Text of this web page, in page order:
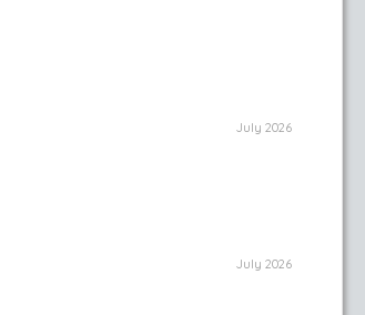
July 2026
July 2026